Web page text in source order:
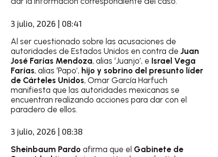
3 julio, 2026 | 08:41
Al ser cuestionado sobre las acusaciones de
autoridades de Estados Unidos en contra deJuan
José Farías Mendoza, alias ‘Juanjo’, e Israel Vega
Farías, alias ‘Papo’, hijo y sobrino del presunto líder
de Cárteles Unidos, Omar García Harfuch
manifiesta que las autoridades mexicanas se
encuentran realizando acciones para dar con el
paradero de ellos.
3 julio, 2026 | 08:38
Sheinbaum Pardo afirma que el Gabinete de